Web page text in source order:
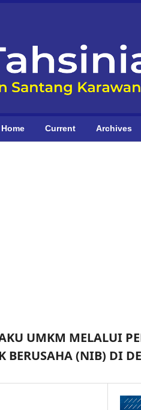
Home Current Archives
UMKM MELALUI
(NIB) DI